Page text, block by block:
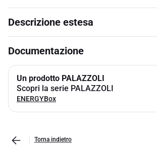
Descrizione estesa
Documentazione
Un prodotto PALAZZOLI
Scopri la serie PALAZZOLI
ENERGYBox
Torna indietro